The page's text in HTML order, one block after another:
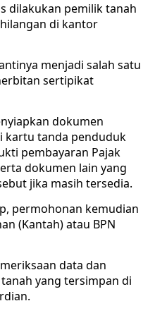
dilakukan pemilik tanah
di kantor
menjadi salah satu
sertipikat
dokumen
kartu tanda penduduk
pembayaran Pajak
dokumen lain yang
jika masih tersedia.
permohonan kemudian
(Kantah) atau BPN
data dan
yang tersimpan di